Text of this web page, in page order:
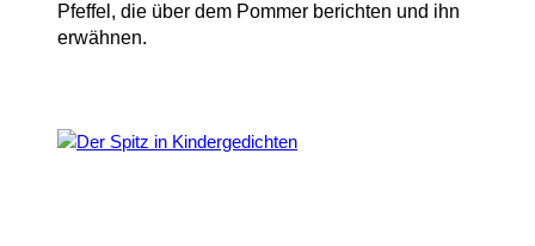
Pfeffel, die über dem Pommer berichten und ihn
erwähnen.